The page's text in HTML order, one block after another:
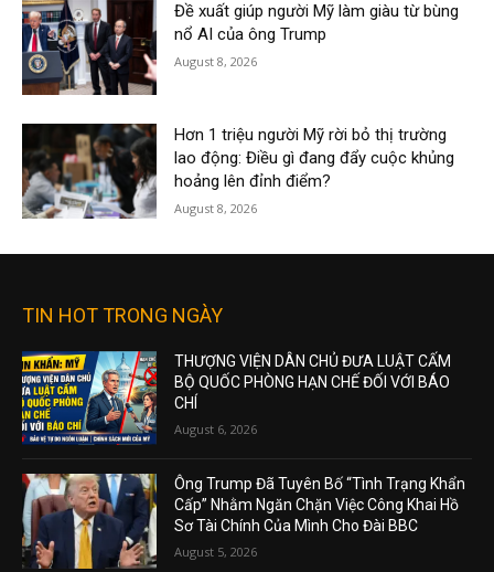
Đề xuất giúp người Mỹ làm giàu từ bùng
nổ AI của ông Trump
August 8, 2026
Hơn 1 triệu người Mỹ rời bỏ thị trường
lao động: Điều gì đang đẩy cuộc khủng
hoảng lên đỉnh điểm?
August 8, 2026
TIN HOT TRONG NGÀY
THƯỢNG VIỆN DÂN CHỦ ĐƯA LUẬT CẤM
BỘ QUỐC PHÒNG HẠN CHẾ ĐỐI VỚI BÁO
CHÍ
August 6, 2026
Ông Trump Đã Tuyên Bố “Tình Trạng Khẩn
Cấp” Nhằm Ngăn Chặn Việc Công Khai Hồ
Sơ Tài Chính Của Mình Cho Đài BBC
August 5, 2026